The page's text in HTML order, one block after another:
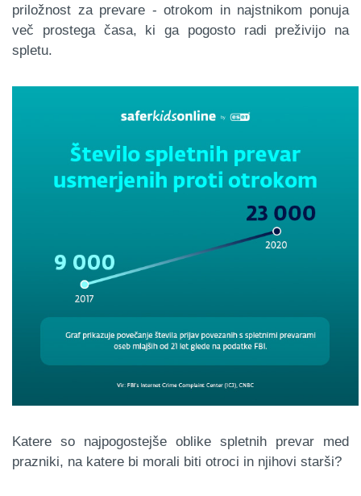
priložnost za prevare - otrokom in najstnikom ponuja
več prostega časa, ki ga pogosto radi preživijo na
spletu.
Katere so najpogostejše oblike spletnih prevar med
prazniki, na katere bi morali biti otroci in njihovi starši?